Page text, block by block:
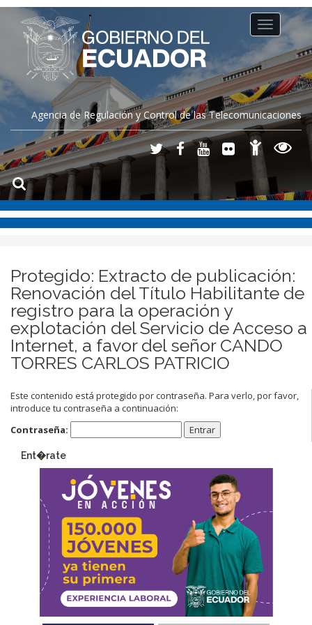
Agencia de Regulación y Control de las Telecomunicaciones
Toggle
navigation
Protegido: Extracto de publicación:
Renovación del Título Habilitante de
registro para la operación y
explotación del Servicio de Acceso a
Internet, a favor del señor CANDO
TORRES CARLOS PATRICIO
Este contenido está protegido por contraseña. Para verlo, por favor,
introduce tu contraseña a continuación:
Contraseña:
Ent�rate